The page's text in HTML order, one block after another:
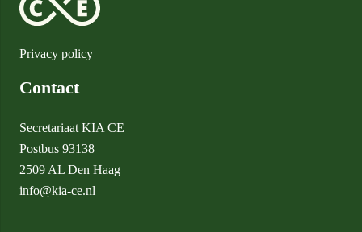
Privacy policy
Contact
Secretariaat KIA CE
Postbus 93138
2509 AL Den Haag
info@kia-ce.nl